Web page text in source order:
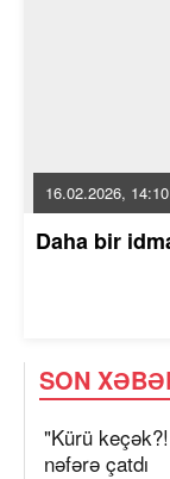
16.02.2026, 14:10
Daha bir
SON
"Kürü keçək?!
nəfərə çatdı